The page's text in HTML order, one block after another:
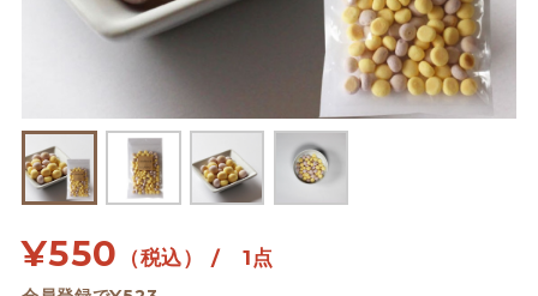
¥550 （税込） / 1点